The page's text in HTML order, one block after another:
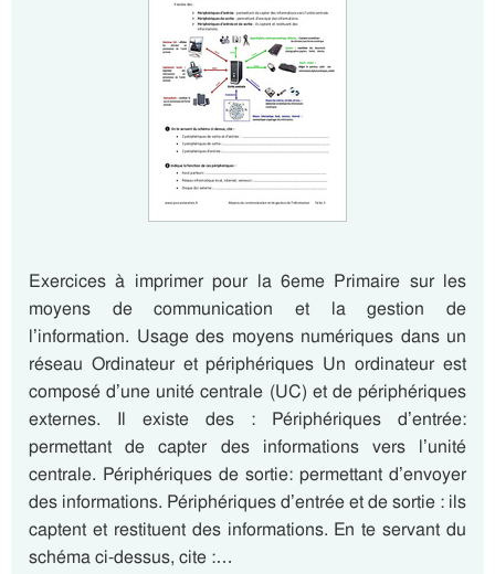
Exercices à imprimer pour la 6eme Primaire sur les
moyens de communication et la gestion de
l’information. Usage des moyens numériques dans un
réseau Ordinateur et périphériques Un ordinateur est
composé d’une unité centrale (UC) et de périphériques
externes. Il existe des : Périphériques d’entrée:
permettant de capter des informations vers l’unité
centrale. Périphériques de sortie: permettant d’envoyer
des informations. Périphériques d’entrée et de sortie : ils
captent et restituent des informations. En te servant du
schéma ci-dessus, cite :…